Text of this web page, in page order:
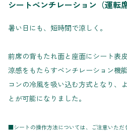
シートベンチレーション（運転
暑い日にも、短時間で涼しく。
前席の背もたれ面と座面にシート表
涼感をもたらすベンチレーション機
コンの冷風を吸い込む方式となり、
とが可能になりました。
■シートの操作方法については、ご注意いただ